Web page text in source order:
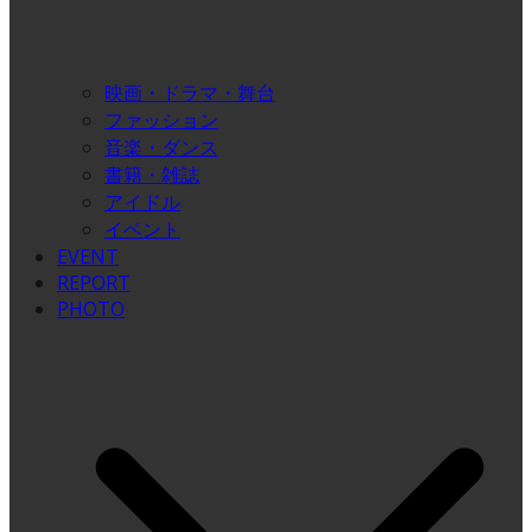
映画・ドラマ・舞台
ファッション
音楽・ダンス
書籍・雑誌
アイドル
イベント
EVENT
REPORT
PHOTO